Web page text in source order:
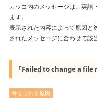
カッコ内のメッセージは、英
ます。
表示された内容によって原因と
されたメッセージに合わせて該
「Failed to change a file
考えられる原因